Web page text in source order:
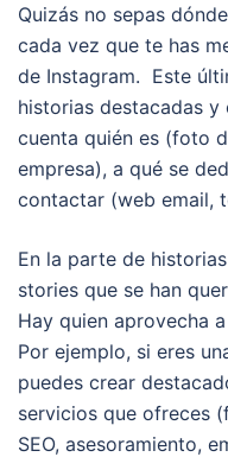
Quizás no sepas
cada vez que te has
de Instagram. Este
historias destacadas y
cuenta quién es (foto
empresa), a qué se
contactar (web email,
En la parte de
stories que se han
Hay quien aprovecha
Por ejemplo, si eres
puedes crear
servicios que ofreces
SEO, asesoramiento,